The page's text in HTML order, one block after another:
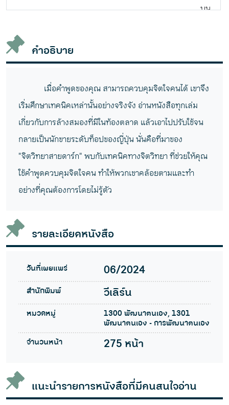
บน
คำอธิบาย
เมื่อคำพูดของคุณ สามารถควบคุมจิตใจคนได้ เขาจึง
เริ่มศึกษาเทคนิคเหล่านั้นอย่างจริงจัง อ่านหนังสือทุกเล่ม
เกี่ยวกับการล้างสมองที่มีในท้องตลาด แล้วเอาไปปรับใช้จน
กลายเป็นนักขายระดับท็อปของญี่ปุ่น นั่นคือที่มาของ
"จิตวิทยาสายดาร์ก" พบกับเทคนิคทางจิตวิทยา ที่ช่วยให้คุณ
ใช้คำพูดควบคุมจิตใจคน ทำให้พวกเขาคล้อยตามและทำ
อย่างที่คุณต้องการโดยไม่รู้ตัว
รายละเอียดหนังสือ
วันที่เผยแพร่ 06/2024
สำนักพิมพ์ วีเลิร์น
หมวดหมู่
1300 พัฒนาตนเอง, 1301
พัฒนาตนเอง - การพัฒนาตนเอง
จำนวนหน้า
275 หน้า
แนะนำรายการหนังสือที่มีคนสนใจอ่าน